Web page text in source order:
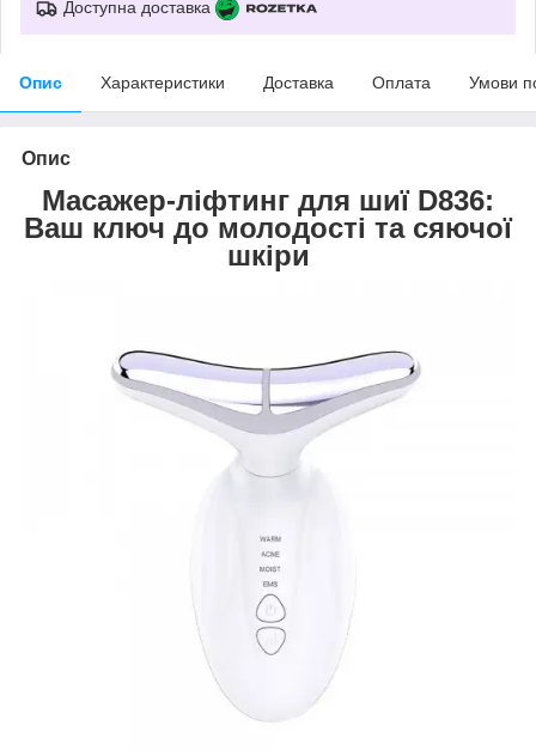
Доступна доставка
Опис Характеристики Доставка Оплата Умови
Опис
Масажер-ліфтинг для шиї D836:
Ваш ключ до молодості та сяючої
шкіри